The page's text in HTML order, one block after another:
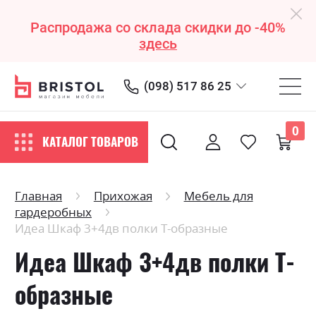
Распродажа со склада скидки до -40%
здесь
(098) 517 86 25
КАТАЛОГ ТОВАРОВ
0
Главная Прихожая
Мебель для
гардеробных
Идеа Шкаф 3+4дв полки Т-образные
Идеа Шкаф 3+4дв полки Т-
образные